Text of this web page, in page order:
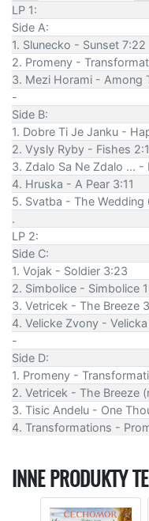
LP 1:
Side A:
1. Slunecko - Sunset 7:22
2. Promeny -
3. Mezi Horami - Among
-
Side B:
1. Dobre Ti Je Janku -
2. Vysly Ryby - Fishes
3. Zdalo Sa Ne Zdalo ... -
4. Hruska - A Pear 3:11
5. Svatba - The Wedding
.
LP 2:
Side C:
1. Vojak - Soldier 3:23
2. Simbolice - Simbolice
3. Vetricek - The Breeze
4. Velicke Zvony -
-
Side D:
1. Promeny -
2. Vetricek - The Breeze
3. Tisic Andelu - One
4. Transformations -
INNE PRODUKTY